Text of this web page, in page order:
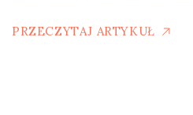
PRZECZYTAJ ARTYKUŁ